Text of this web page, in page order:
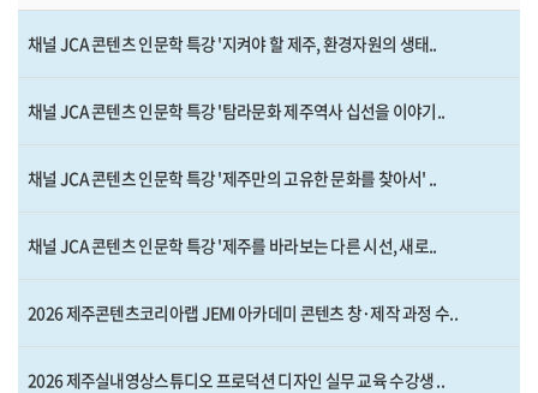
채널 JCA 콘텐츠 인문학 특강 '지켜야 할 제주, 환경자원의 생태..
채널 JCA 콘텐츠 인문학 특강 '탐라문화 제주역사 십선을 이야기..
채널 JCA 콘텐츠 인문학 특강 '제주만의 고유한 문화를 찾아서' ..
채널 JCA 콘텐츠 인문학 특강 '제주를 바라보는 다른 시선, 새로..
2026 제주콘텐츠코리아랩 JEMI 아카데미 콘텐츠 창·제작 과정 수..
2026 제주실내영상스튜디오 프로덕션 디자인 실무 교육 수강생 ..